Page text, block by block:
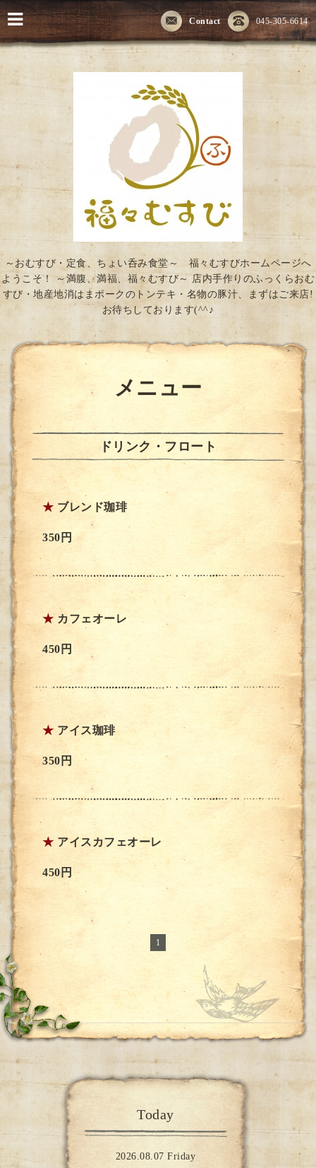
045-305-6614
Contact
～おむすび・定食、ちょい呑み食堂～ 福々むすびホームページへ
ようこそ！ ～満腹、満福、福々むすび～ 店内手作りのふっくらおむ
すび・地産地消はまポークのトンテキ・名物の豚汁、まずはご来店!
お待ちしております(^^♪
メニュー
ドリンク・フロート
★ ブレンド珈琲
350円
★ カフェオーレ
450円
★ アイス珈琲
350円
★ アイスカフェオーレ
450円
1
Today
2026.08.07 Friday